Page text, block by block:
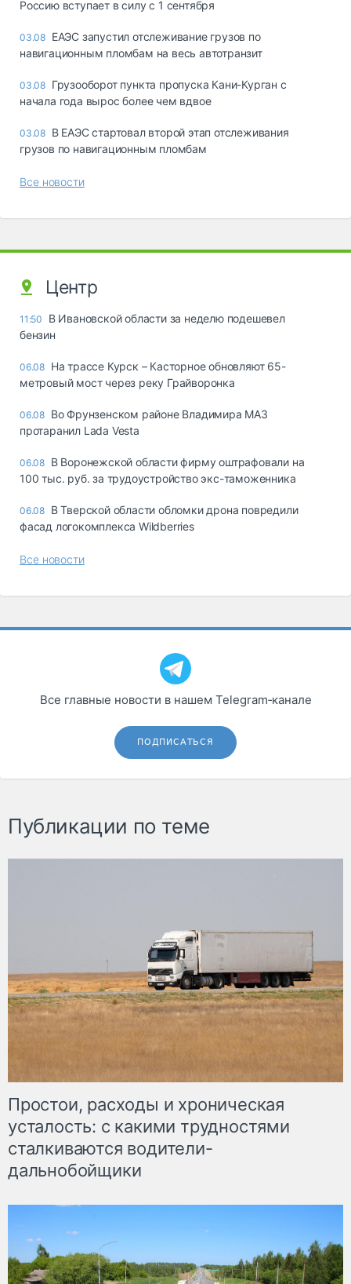
Россию вступает в силу с 1 сентября
03.08 ЕАЭС запустил отслеживание грузов по
навигационным пломбам на весь автотранзит
03.08 Грузооборот пункта пропуска Кани-Курган с
начала года вырос более чем вдвое
03.08 В ЕАЭС стартовал второй этап отслеживания
грузов по навигационным пломбам
Все новости
Центр
11:50
В Ивановской области за неделю подешевел
бензин
06.08 На трассе Курск – Касторное обновляют 65-
метровый мост через реку Грайворонка
06.08 Во Фрунзенском районе Владимира МАЗ
протаранил Lada Vesta
06.08 В Воронежской области фирму оштрафовали на
100 тыс. руб. за трудоустройство экс-таможенника
06.08 В Тверской области обломки дрона повредили
фасад логокомплекса Wildberries
Все новости
Все главные новости в нашем Telegram‑канале
ПОДПИСАТЬСЯ
Публикации по теме
Простои, расходы и хроническая
усталость: с какими трудностями
сталкиваются водители-
дальнобойщики